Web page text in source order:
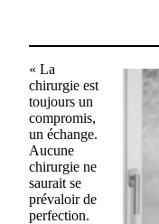
« La
chirurgie est
toujours un
compromis,
un échange.
Aucune
chirurgie ne
saurait se
prévaloir de
perfection.